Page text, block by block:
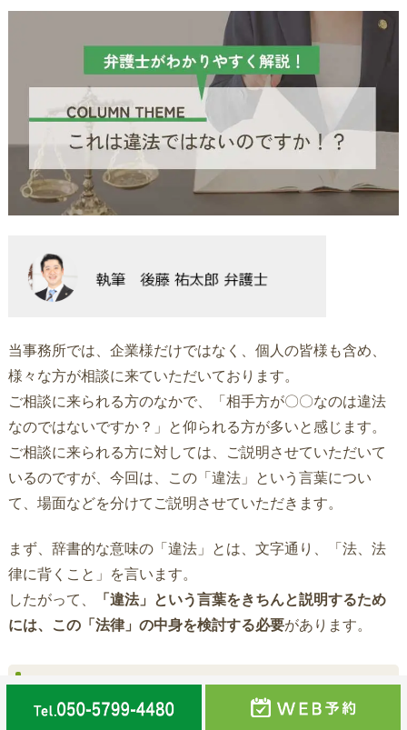
当事務所では、企業様だけではなく、個人の皆様も含め、
様々な方が相談に来ていただいております。
ご相談に来られる方のなかで、「相手方が〇〇なのは違法
なのではないですか？」と仰られる方が多いと感じます。
ご相談に来られる方に対しては、ご説明させていただいて
いるのですが、今回は、この「違法」という言葉につい
て、場面などを分けてご説明させていただきます。
まず、辞書的な意味の「違法」とは、文字通り、「法、法
律に背くこと」を言います。
したがって、
「違法」という言葉をきちんと説明するため
には、この「法律」の中身を検討する必要があります。
1.刑事法上の違法